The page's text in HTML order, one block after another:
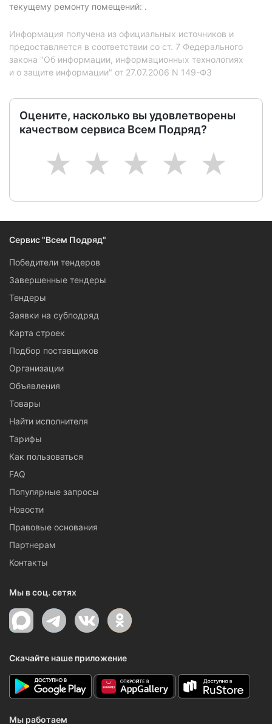
текущему ремонту помещений: .
Информация получена из официальных источников и
предоставляется в соответствии со ст. 7 Федерального
закона "Об информации, информационных технологиях
и о защите информации" от 27.07.2006 N 149-ФЗ
Оцените, насколько вы удовлетворены
качеством сервиса Всем Подряд?
5
4
3
2
1
Сервис "Всем Подряд"
Победители тендеров
Завершенные тендеры
Тендеры
Заявки на субподряд
Карта строек
Подбор поставщиков
Организации
Объявления
Товары
Найти исполнителя
Тарифы
Как пользоваться
FAQ
Популярные запросы
Новости
Правовые основания
Партнерам
Контакты
Мы в соц. сетях
Скачайте наше приложение
Мы работаем